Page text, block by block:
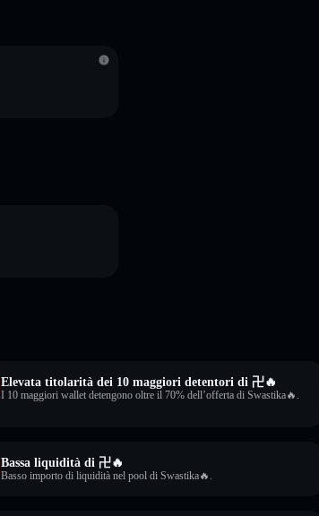
Elevata titolarità dei 10 maggiori detentori di 卍🔥
I 10 maggiori wallet detengono oltre il 70% dell’offerta di Swastika🔥.
Bassa liquidità di 卍🔥
Basso importo di liquidità nel pool di Swastika🔥.